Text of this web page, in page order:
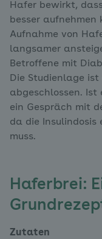
Hafer bewirkt,
besser aufnehmen
Aufnahme von
langsamer
Betroffene mit
Die Studienlage
abgeschlossen.
ein Gespräch mit
da die Insulindosis
muss.
Haferbrei:
Zutaten